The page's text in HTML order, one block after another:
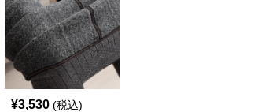
¥3,530 (税込)